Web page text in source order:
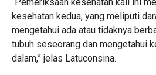
kesehatan kedua, yang meliputi
mengetahui ada atau tidaknya
tubuh seseorang dan mengetahui
dalam,” jelas Latuconsina.